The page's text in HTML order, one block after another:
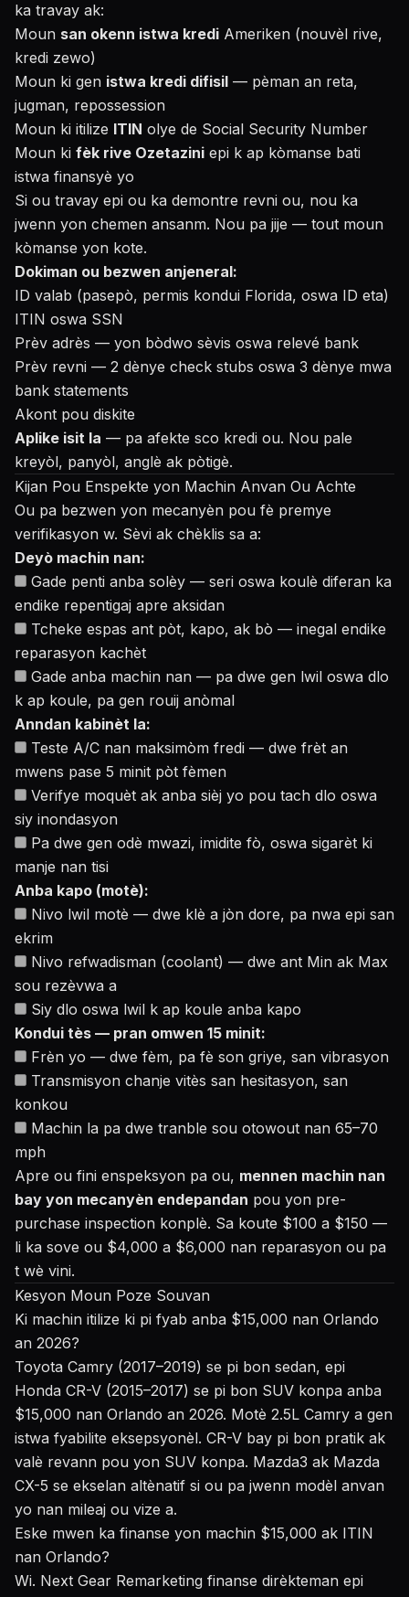
ka travay ak:
Moun san okenn istwa kredi Ameriken (nouvèl rive,
kredi zewo)
Moun ki gen istwa kredi difisil — pèman an reta,
jugman, repossession
Moun ki itilize ITIN olye de Social Security Number
Moun ki fèk rive Ozetazini epi k ap kòmanse bati
istwa finansyè yo
Si ou travay epi ou ka demontre revni ou, nou ka
jwenn yon chemen ansanm. Nou pa jije — tout moun
kòmanse yon kote.
Dokiman ou bezwen anjeneral:
ID valab (pasepò, permis kondui Florida, oswa ID eta)
ITIN oswa SSN
Prèv adrès — yon bòdwo sèvis oswa relevé bank
Prèv revni — 2 dènye check stubs oswa 3 dènye mwa
bank statements
Akont pou diskite
Aplike isit la — pa afekte sco kredi ou. Nou pale
kreyòl, panyòl, anglè ak pòtigè.
Kijan Pou Enspekte yon Machin Anvan Ou Achte
Ou pa bezwen yon mecanyèn pou fè premye
verifikasyon w. Sèvi ak chèklis sa a:
Deyò machin nan:
Gade penti anba solèy — seri oswa koulè diferan ka
endike repentigaj apre aksidan
Tcheke espas ant pòt, kapo, ak bò — inegal endike
reparasyon kachèt
Gade anba machin nan — pa dwe gen lwil oswa dlo
k ap koule, pa gen rouij anòmal
Anndan kabinèt la:
Teste A/C nan maksimòm fredi — dwe frèt an
mwens pase 5 minit pòt fèmen
Verifye moquèt ak anba sièj yo pou tach dlo oswa
siy inondasyon
Pa dwe gen odè mwazi, imidite fò, oswa sigarèt ki
manje nan tisi
Anba kapo (motè):
Nivo lwil motè — dwe klè a jòn dore, pa nwa epi san
ekrim
Nivo refwadisman (coolant) — dwe ant Min ak Max
sou rezèvwa a
Siy dlo oswa lwil k ap koule anba kapo
Kondui tès — pran omwen 15 minit:
Frèn yo — dwe fèm, pa fè son griye, san vibrasyon
Transmisyon chanje vitès san hesitasyon, san
konkou
Machin la pa dwe tranble sou otowout nan 65–70
mph
Apre ou fini enspeksyon pa ou, mennen machin nan
bay yon mecanyèn endepandan pou yon pre-
purchase inspection konplè. Sa koute $100 a $150 —
li ka sove ou $4,000 a $6,000 nan reparasyon ou pa
t wè vini.
Kesyon Moun Poze Souvan
Ki machin itilize ki pi fyab anba $15,000 nan Orlando
an 2026?
Toyota Camry (2017–2019) se pi bon sedan, epi
Honda CR-V (2015–2017) se pi bon SUV konpa anba
$15,000 nan Orlando an 2026. Motè 2.5L Camry a gen
istwa fyabilite eksepsyonèl. CR-V bay pi bon pratik ak
valè revann pou yon SUV konpa. Mazda3 ak Mazda
CX-5 se ekselan altènatif si ou pa jwenn modèl anvan
yo nan mileaj ou vize a.
Eske mwen ka finanse yon machin $15,000 ak ITIN
nan Orlando?
Wi. Next Gear Remarketing finanse dirèkteman epi